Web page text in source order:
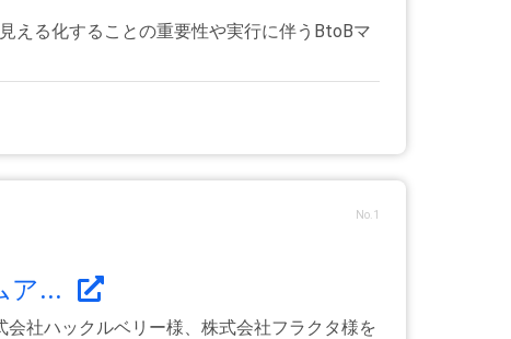
える化することの重要性や実行に伴うBtoBマ
No.1
ア...
社ハックルベリー様、株式会社フラクタ様を